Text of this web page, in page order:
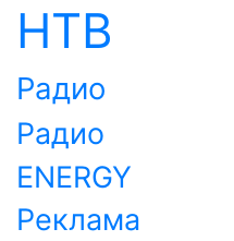
НТВ
Радио
Радио
ENERGY
Реклама